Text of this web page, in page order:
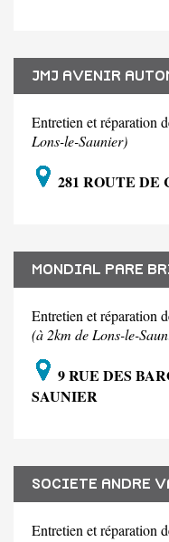
JMJ AVENIR
Entretien et réparation
Lons-le-Saunier)
281 ROUTE DE
MONDIAL PARE
Entretien et réparation
(à 2km de Lons-le-
9 RUE DES
SAUNIER
SOCIETE ANDRE
Entretien et réparation